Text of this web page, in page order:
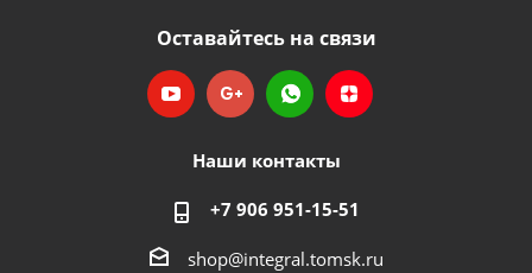
Оставайтесь на связи
Наши контакты
+7 906 951-15-51
shop@integral.tomsk.ru